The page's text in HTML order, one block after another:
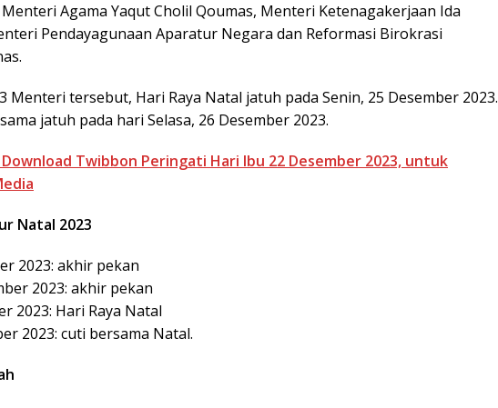
Agama Yaqut Cholil Qoumas, Menteri Ketenagakerjaan Ida
Pendayagunaan Aparatur Negara dan Reformasi Birokrasi
Menteri tersebut, Hari Raya Natal jatuh pada Senin, 25 Desember 2023.
jatuh pada hari Selasa, 26 Desember 2023.
Download Twibbon Peringati Hari Ibu 22 Desember 2023, untuk
Natal 2023
2023: akhir pekan
2023: akhir pekan
2023: Hari Raya Natal
2023: cuti bersama Natal.